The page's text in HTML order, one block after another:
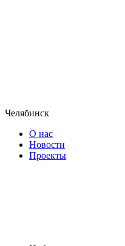
Челябинск
О нас
Новости
Проекты